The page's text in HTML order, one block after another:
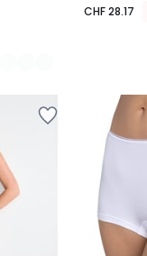
CHF 28.17